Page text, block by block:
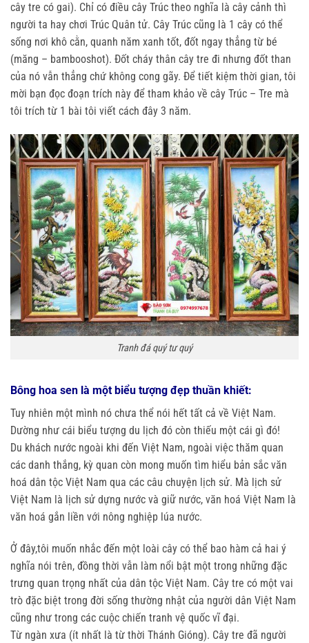
cây tre có gai). Chỉ có điều cây Trúc theo nghĩa là cây cảnh thì
người ta hay chơi Trúc Quân tử. Cây Trúc cũng là 1 cây có thể
sống nơi khô cằn, quanh năm xanh tốt, đốt ngay thẳng từ bé
(măng – bambooshot). Đốt cháy thân cây tre đi nhưng đốt than
của nó vẫn thẳng chứ không cong gãy. Để tiết kiệm thời gian, tôi
mời bạn đọc đoạn trích này để tham khảo về cây Trúc – Tre mà
tôi trích từ 1 bài tôi viết cách đây 3 năm.
Tranh đá quý tư quý
Bông hoa sen là một biểu tượng đẹp thuần khiết:
Tuy nhiên một mình nó chưa thể nói hết tất cả về Việt Nam.
Dường như cái biểu tượng du lịch đó còn thiếu một cái gì đó!
Du khách nước ngoài khi đến Việt Nam, ngoài việc thăm quan
các danh thắng, kỳ quan còn mong muốn tìm hiểu bản sắc văn
hoá dân tộc Việt Nam qua các câu chuyện lịch sử. Mà lịch sử
Việt Nam là lịch sử dựng nước và giữ nước, văn hoá Việt Nam là
văn hoá gắn liền với nông nghiệp lúa nước.
Ở đây,tôi muốn nhắc đến một loài cây có thể bao hàm cả hai ý
nghĩa nói trên, đồng thời vẫn làm nổi bật một trong những đặc
trưng quan trọng nhất của dân tộc Việt Nam. Cây tre có một vai
trò đặc biệt trong đời sống thường nhật của người dân Việt Nam
cũng như trong các cuộc chiến tranh vệ quốc vĩ đại.
Từ ngàn xưa (ít nhất là từ thời Thánh Gióng). Cây tre đã người